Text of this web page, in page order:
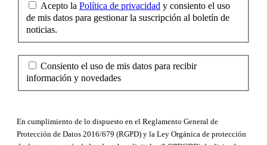
Acepto la Política de privacidad
de mis datos para gestionar la suscripción al boletín de
noticias.
Consiento el uso de mis datos para recibir
información y novedades
En cumplimiento de lo dispuesto en el Reglamento General de
Protección de Datos 2016/679 (RGPD) y la Ley Orgánica de protección